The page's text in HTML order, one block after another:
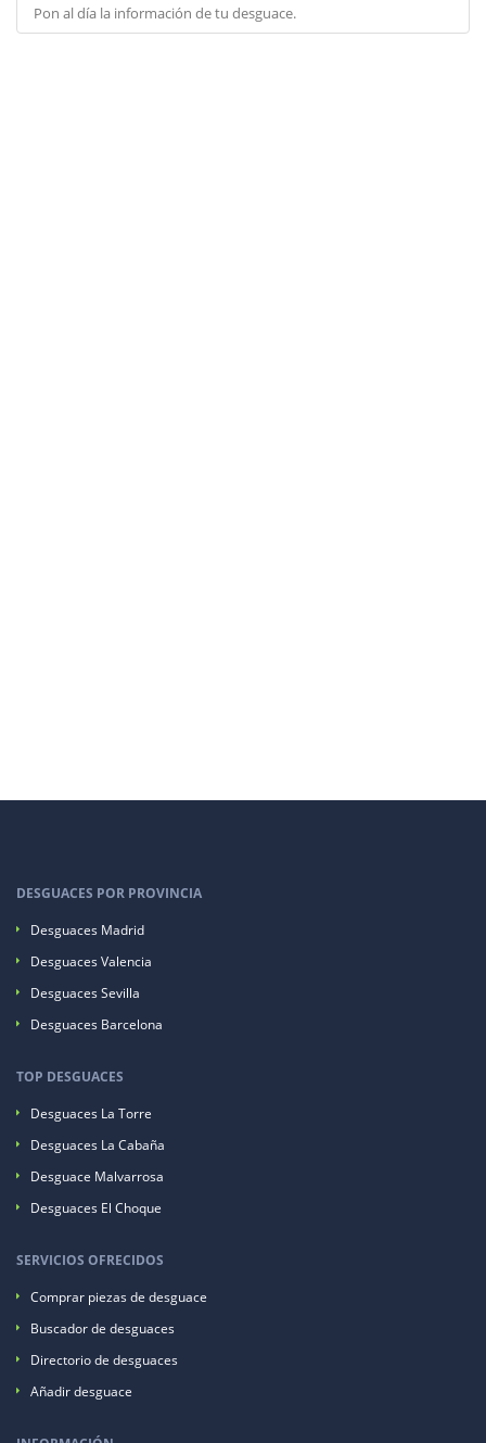
Pon al día la información de tu desguace.
DESGUACES POR PROVINCIA
Desguaces Madrid
Desguaces Valencia
Desguaces Sevilla
Desguaces Barcelona
TOP DESGUACES
Desguaces La Torre
Desguaces La Cabaña
Desguace Malvarrosa
Desguaces El Choque
SERVICIOS OFRECIDOS
Comprar piezas de desguace
Buscador de desguaces
Directorio de desguaces
Añadir desguace